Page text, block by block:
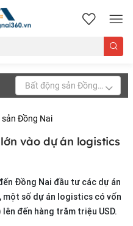
nhadatdongnai360.vn
Bất động sản Đồng Nai
sản Đồng Nai
vào dự án logistics
Đồng Nai đầu tư các dự án
số dự án logistics có vốn
đến hàng trăm triệu USD.